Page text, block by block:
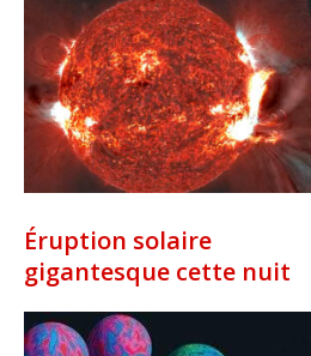
Éruption solaire
gigantesque cette nuit